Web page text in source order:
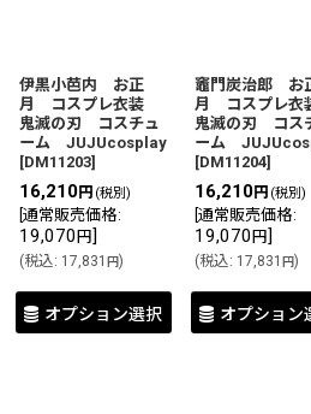
絞り込む
伊黒小芭内 お正
月 コスプレ衣装
鬼滅の刃 コスチュ
ーム JUJUcosplay
[DM11203]
16,210円 (税別)
通常販売価格:
19,070 円]
(税込: 17,831 円)
オプション選択
竈門炭治郎 お
月 コスプレ衣
鬼滅の刃 コス
ーム
[DM11204]
16,210円 (税別)
通常販売価格:
19,070 円]
(税込: 17,831 円)
オプション